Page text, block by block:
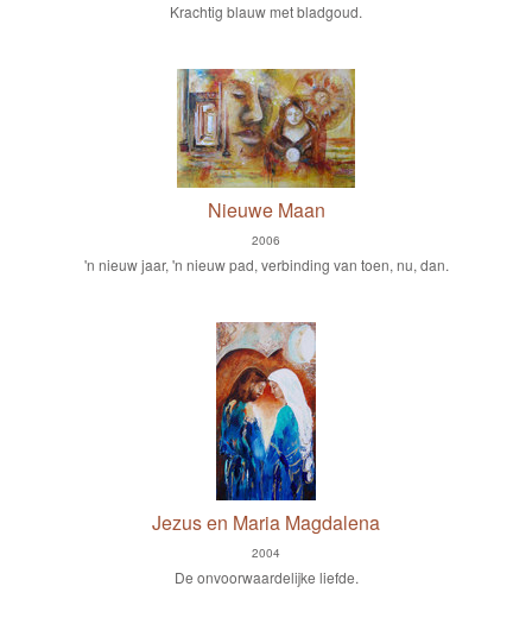
Krachtig blauw met bladgoud.
Nieuwe Maan
2006
'n nieuw jaar, 'n nieuw pad, verbinding van toen, nu, dan.
Jezus en Maria Magdalena
2004
De onvoorwaardelijke liefde.